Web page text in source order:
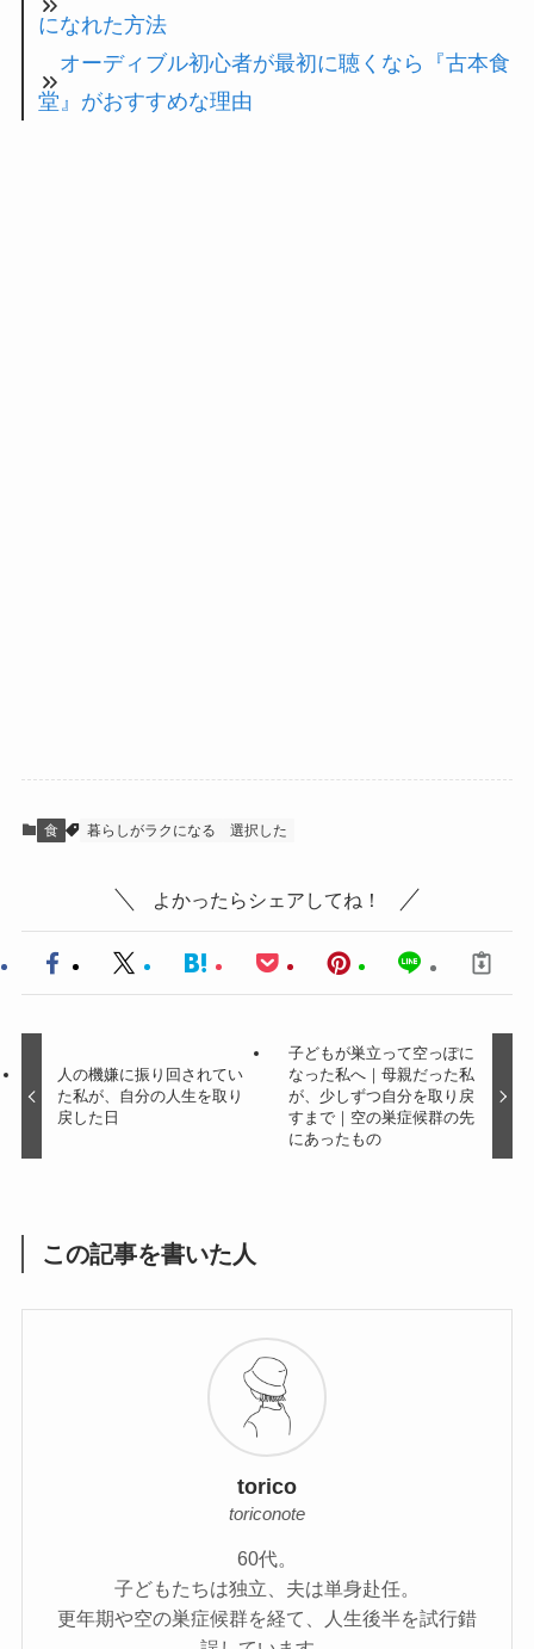
になれた方法
オーディブル初心者が最初に聴くなら『古本食
堂』がおすすめな理由
食 暮らしがラクになる 選択した
よかったらシェアしてね！
人の機嫌に振り回されてい
た私が、自分の人生を取り
戻した日
子どもが巣立って空っぽに
なった私へ｜母親だった私
が、少しずつ自分を取り戻
すまで｜空の巣症候群の先
にあったもの
この記事を書いた人
torico
toriconote
60代。
子どもたちは独立、夫は単身赴任。
更年期や空の巣症候群を経て、人生後半を試行錯